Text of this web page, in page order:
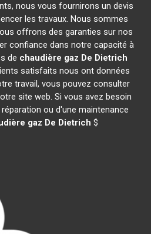
nous vous fournirons un devis
les travaux. Nous sommes
offrons des garanties sur nos
confiance dans notre capacité à
de chaudière gaz De Dietrich
satisfaits nous ont données
travail, vous pouvez consulter
site web. Si vous avez besoin
ou d'une maintenance
gaz De Dietrich $